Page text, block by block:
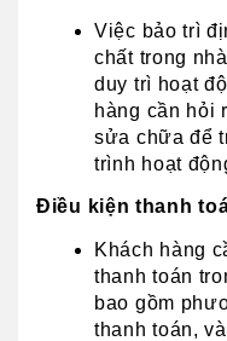
Việc bảo trì
chất trong
duy trì hoạt
hàng cần hỏi
sửa chữa để
trình hoạt
Điều kiện thanh
Khách hàng
thanh toán
bao gồm
thanh toán,